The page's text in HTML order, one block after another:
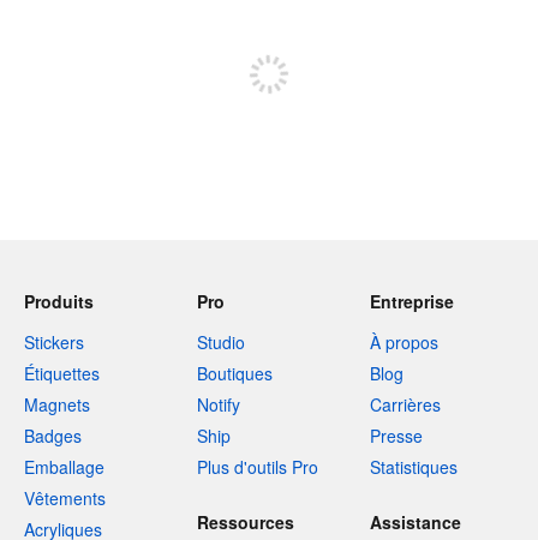
Produits
Stickers
Étiquettes
Magnets
Badges
Emballage
Vêtements
Acryliques
Pro
Studio
Boutiques
Notify
Ship
Plus d'outils Pro
Entreprise
À propos
Blog
Carrières
Presse
Statistiques
Ressources Assistance